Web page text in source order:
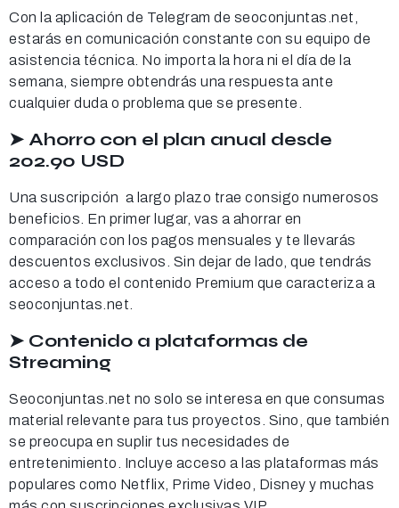
Con la aplicación de Telegram de seoconjuntas.net,
estarás en comunicación constante con su equipo de
asistencia técnica. No importa la hora ni el día de la
semana, siempre obtendrás una respuesta ante
cualquier duda o problema que se presente.
➤ Ahorro con el plan anual desde
202.90 USD
Una suscripción a largo plazo trae consigo numerosos
beneficios. En primer lugar, vas a ahorrar en
comparación con los pagos mensuales y te llevarás
descuentos exclusivos. Sin dejar de lado, que tendrás
acceso a todo el contenido Premium que caracteriza a
seoconjuntas.net.
➤ Contenido a plataformas de
Streaming
Seoconjuntas.net no solo se interesa en que consumas
material relevante para tus proyectos. Sino, que también
se preocupa en suplir tus necesidades de
entretenimiento. Incluye acceso a las plataformas más
populares como Netflix, Prime Video, Disney y muchas